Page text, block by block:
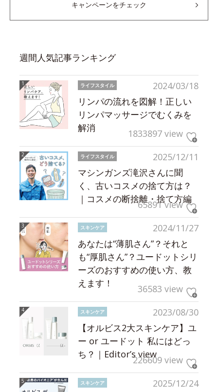
キャンペーンをチェック
週間人気記事ランキング
2024/03/18
ライフスタイル
リンパの流れを図解！正しい
リンパマッサージでむくみを
解消
1833897 view
2025/12/11
ライフスタイル
マシンガンズ滝沢さんに聞
く、古いコスメの捨て方は？
｜コスメの断捨離・捨て方編
65891 view
2024/11/27
スキンケア
あなたは“薄肌さん”？それと
も“厚肌さん”？ユードットシリ
ーズのおすすめの使い方、教
えます！
36583 view
2023/08/30
スキンケア
【オルビス2大スキンケア】ユ
ー or ユードット 私にはどっ
ち？｜Editor’s view226609 view
2025/12/24
スキンケア